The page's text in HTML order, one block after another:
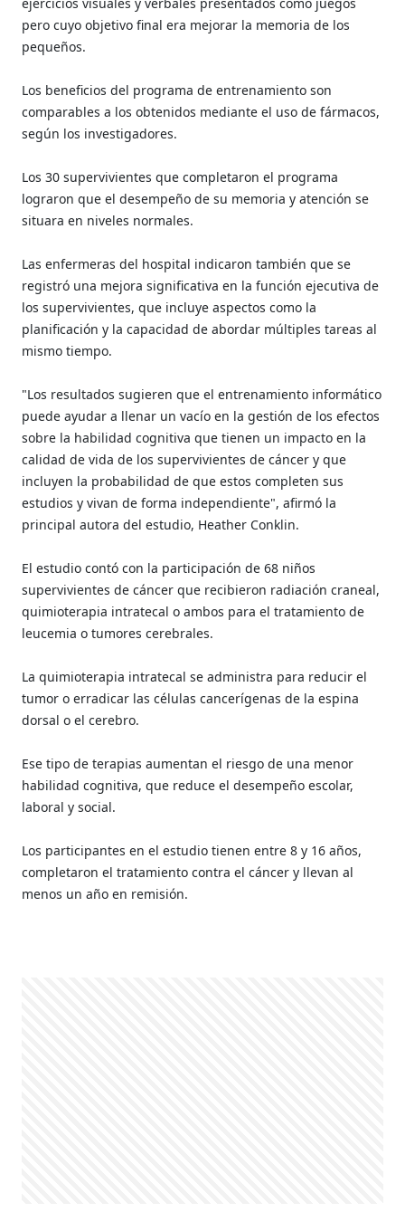
pero cuyo objetivo final era mejorar la memoria de los
pequeños.
Los beneficios del programa de entrenamiento son
comparables a los obtenidos mediante el uso de fármacos,
según los investigadores.
Los 30 supervivientes que completaron el programa
lograron que el desempeño de su memoria y atención se
situara en niveles normales.
Las enfermeras del hospital indicaron también que se
registró una mejora significativa en la función ejecutiva de
los supervivientes, que incluye aspectos como la
planificación y la capacidad de abordar múltiples tareas al
mismo tiempo.
"Los resultados sugieren que el entrenamiento informático
puede ayudar a llenar un vacío en la gestión de los efectos
sobre la habilidad cognitiva que tienen un impacto en la
calidad de vida de los supervivientes de cáncer y que
incluyen la probabilidad de que estos completen sus
estudios y vivan de forma independiente", afirmó la
principal autora del estudio, Heather Conklin.
El estudio contó con la participación de 68 niños
supervivientes de cáncer que recibieron radiación craneal,
quimioterapia intratecal o ambos para el tratamiento de
leucemia o tumores cerebrales.
La quimioterapia intratecal se administra para reducir el
tumor o erradicar las células cancerígenas de la espina
dorsal o el cerebro.
Ese tipo de terapias aumentan el riesgo de una menor
habilidad cognitiva, que reduce el desempeño escolar,
laboral y social.
Los participantes en el estudio tienen entre 8 y 16 años,
completaron el tratamiento contra el cáncer y llevan al
menos un año en remisión.